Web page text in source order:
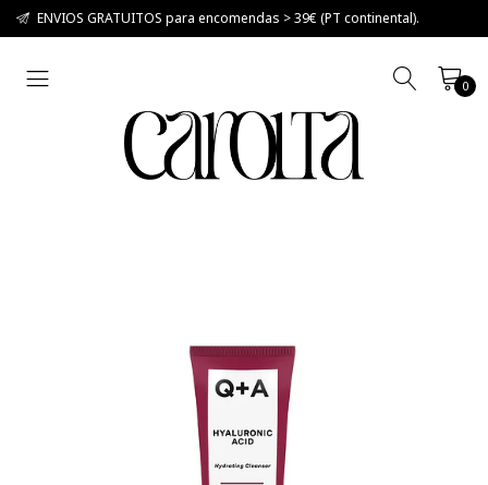
ENVIOS GRATUITOS para encomendas > 39€ (PT continental).
0